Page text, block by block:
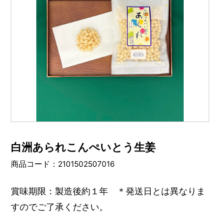
白洲あられこんぺいとう生姜
商品コード：2101502507016
賞味期限：製造後約１年 ＊発送日とは異なりま
すのでご了承ください。